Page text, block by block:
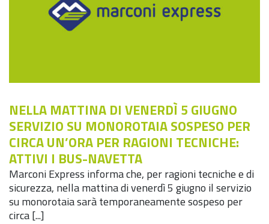
NELLA MATTINA DI VENERDÌ 5 GIUGNO
SERVIZIO SU MONOROTAIA SOSPESO PER
CIRCA UN’ORA PER RAGIONI TECNICHE:
ATTIVI I BUS-NAVETTA
Marconi Express informa che, per ragioni tecniche e di
sicurezza, nella mattina di venerdì 5 giugno il servizio
su monorotaia sarà temporaneamente sospeso per
circa [...]